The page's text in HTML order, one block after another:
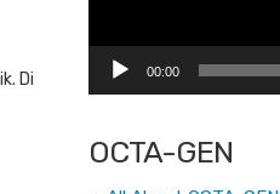
Di
00:00
OCTA-GEN